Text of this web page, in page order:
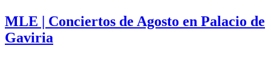
MLE | Conciertos de Agosto en Palacio de
Gaviria